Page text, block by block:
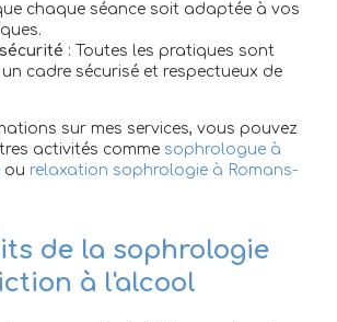
chaque séance soit adaptée à vos
: Toutes les pratiques sont
cadre sécurisé et respectueux de
sur mes services, vous pouvez
activités comme sophrologue à
ou relaxation sophrologie à Romans-
de la sophrologie
à l'alcool